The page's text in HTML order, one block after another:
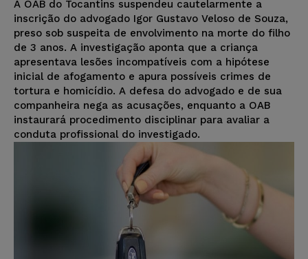
A OAB do Tocantins suspendeu cautelarmente a
inscrição do advogado Igor Gustavo Veloso de Souza,
preso sob suspeita de envolvimento na morte do filho
de 3 anos. A investigação aponta que a criança
apresentava lesões incompatíveis com a hipótese
inicial de afogamento e apura possíveis crimes de
tortura e homicídio. A defesa do advogado e de sua
companheira nega as acusações, enquanto a OAB
instaurará procedimento disciplinar para avaliar a
conduta profissional do investigado.